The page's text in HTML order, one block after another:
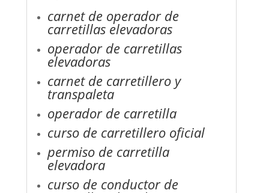
carnet de operador de
carretillas elevadoras
operador de carretillas
elevadoras
carnet de carretillero y
transpaleta
operador de carretilla
curso de carretillero oficial
permiso de carretilla
elevadora
curso de conductor de